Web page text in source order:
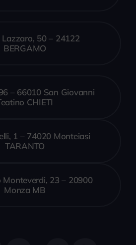
50 – 24122
BERGAMO
– 66010 San Giovanni
CHIETI
1 – 74020 Monteiasi
TARANTO
Monteverdi, 23 – 20900
Monza MB